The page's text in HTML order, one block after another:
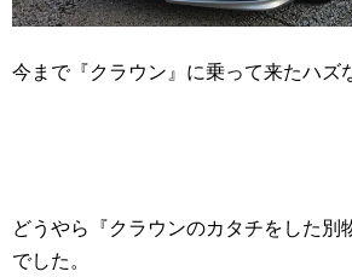
今まで『クラウン』に乗って来たハズ
どうやら『クラウンのカタチをした別
でした。